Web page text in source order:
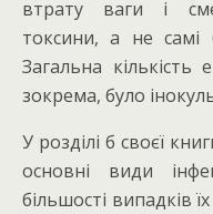
втрату ваги і
токсини, а не самі
Загальна кількість
зокрема, було
У розділі б своєї
основні види
більшості випадків